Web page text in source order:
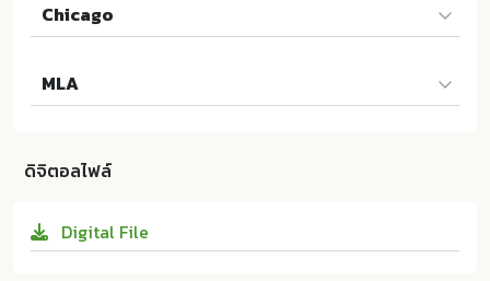
Chicago
สับสนเฉียบพลันหลังผ่าตัด. ม.ป.ท.:Mahidol University; 1
0.14457/MU.res.2026.30
MLA
Print. 10.14457/MU.res.2026.30
ดิจิตอลไฟล์
Digital File